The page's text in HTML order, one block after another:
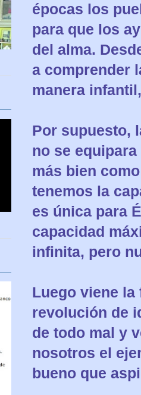
épocas los
para que los
del alma.
a comprender
manera
Por supuesto,
no se
más bien
tenemos la
es única para
capacidad
infinita, pero
Luego viene
revolución de
de todo mal y
nosotros el
bueno que